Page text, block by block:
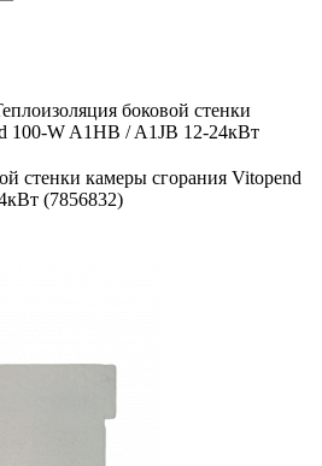
боковой стенки
100-W A1HB / A1JB 12-24кВт
стенки камеры сгорания Vitopend
(7856832)